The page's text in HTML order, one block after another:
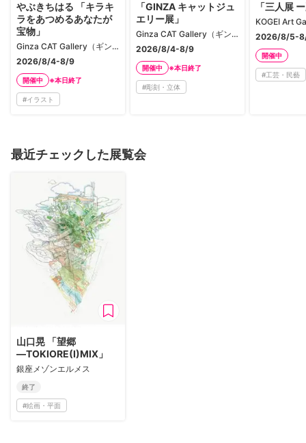
やぶきちはる 「キラキ
ラをあつめるあなたが
宝物」
Ginza CAT Gallery（ギンザ キャット ギャラリー）
2026/8/4-8/9
開催中 ※本日終了
#イラスト
「GINZA キャットジュ
エリー展」
Ginza CAT Gallery（ギンザ キャット ギャラリー）
2026/8/4-8/9
開催中 ※本日終了
#彫刻・立体
「三人展
2026/8/5-
開催中
#工芸・民藝
最近チェックした展覧会
山口晃 「望郷
―TOKIORE(I)MIX」
銀座メゾンエルメス
終了
#絵画・平面